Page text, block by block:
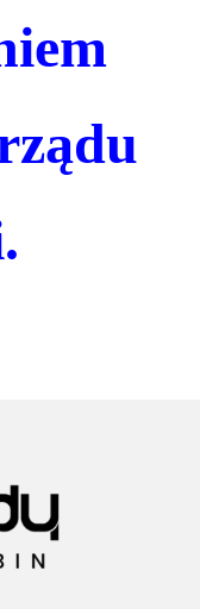
w tym celu
z